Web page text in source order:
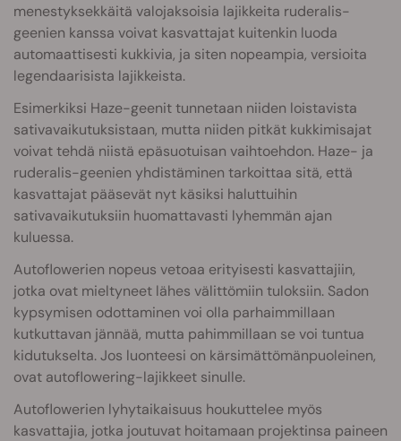
menestyksekkäitä valojaksoisia lajikkeita ruderalis-
geenien kanssa voivat kasvattajat kuitenkin luoda
automaattisesti kukkivia, ja siten nopeampia, versioita
legendaarisista lajikkeista.
Esimerkiksi Haze-geenit tunnetaan niiden loistavista
sativavaikutuksistaan, mutta niiden pitkät kukkimisajat
voivat tehdä niistä epäsuotuisan vaihtoehdon. Haze- ja
ruderalis-geenien yhdistäminen tarkoittaa sitä, että
kasvattajat pääsevät nyt käsiksi haluttuihin
sativavaikutuksiin huomattavasti lyhemmän ajan
kuluessa.
Autoflowerien nopeus vetoaa erityisesti kasvattajiin,
jotka ovat mieltyneet lähes välittömiin tuloksiin. Sadon
kypsymisen odottaminen voi olla parhaimmillaan
kutkuttavan jännää, mutta pahimmillaan se voi tuntua
kidutukselta. Jos luonteesi on kärsimättömänpuoleinen,
ovat autoflowering-lajikkeet sinulle.
Autoflowerien lyhytaikaisuus houkuttelee myös
kasvattajia, jotka joutuvat hoitamaan projektinsa paineen